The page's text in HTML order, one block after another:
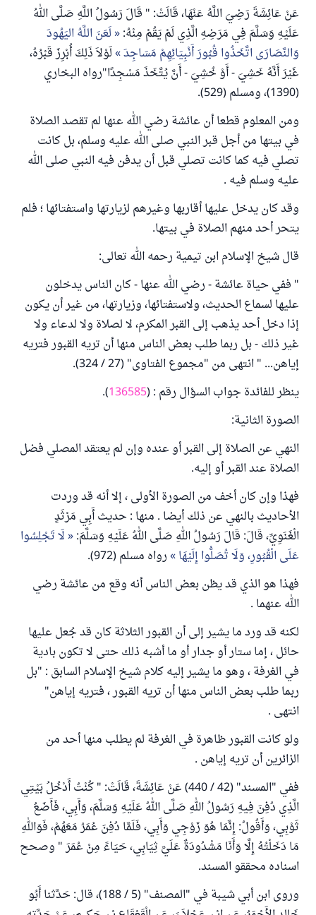
عَنْ عَائِشَةَ رَضِيَ اللَّهُ عَنْهَا، قَالَتْ: " قَالَ رَسُولُ اللَّهِ صَلَّى اللهُ
عَلَيْهِ وَسَلَّمَ فِي مَرَضِهِ الَّذِي لَمْ يَقُمْ مِنْهُ: لَعَنَ اللَّهُ اليَهُودَ
وَالنَّصَارَى اتَّخَذُوا قُبُورَ أَنْبِيَائِهِمْ مَسَاجِدَ لَوْلاَ ذَلِكَ أُبْرِزَ قَبْرُهُ،
غَيْرَ أَنَّهُ خَشِيَ - أَوْ خُشِيَ - أَنَّ يُتَّخَذَ مَسْجِدًا"رواه البخاري
(1390)، ومسلم (529).
ومن المعلوم قطعا أن عائشة رضي الله عنها لم تقصد الصلاة
في بيتها من أجل قبر النبي صلى الله عليه وسلم، بل كانت
تصلي فيه كما كانت تصلي قبل أن يدفن فيه النبي صلى الله
عليه وسلم فيه .
وقد كان يدخل عليها أقاربها وغيرهم لزيارتها واستفتائها ؛ فلم
يتحر أحد منهم الصلاة في بيتها.
قال شيخ الإسلام ابن تيمية رحمه الله تعالى:
" ففي حياة عائشة - رضي الله عنها - كان الناس يدخلون
عليها لسماع الحديث، ولاستفتائها، وزيارتها، من غير أن يكون
إذا دخل أحد يذهب إلى القبر المكرم، لا لصلاة ولا لدعاء ولا
غير ذلك - بل ربما طلب بعض الناس منها أن تريه القبور فتريه
إياهن... " انتهى من "مجموع الفتاوى" (27 / 324).
ينظر للفائدة جواب السؤال رقم : (136585
).
الصورة الثانية:
النهي عن الصلاة إلى القبر أو عنده وإن لم يعتقد المصلي فضل
الصلاة عند القبر أو إليه.
فهذا وإن كان أخف من الصورة الأولى ، إلا أنه قد وردت
الأحاديث بالنهي عن ذلك أيضا . منها : حديث أَبِي مَرْثَدٍ
الْغَنَوِيِّ، قَالَ: قَالَ رَسُولُ اللهِ صَلَّى اللهُ عَلَيْهِ وَسَلَّمَ: لَا تَجْلِسُوا
عَلَى الْقُبُورِ، وَلَا تُصَلُّوا إِلَيْهَا رواه مسلم (972).
فهذا هو الذي قد يظن بعض الناس أنه وقع من عائشة رضي
الله عنهما .
لكنه قد ورد ما يشير إلى أن القبور الثلاثة كان قد جُعل عليها
حائل ، إما ستار أو جدار أو ما أشبه ذلك حتى لا تكون بادية
في الغرفة ، وهو ما يشير إليه كلام شيخ الإسلام السابق : "بل
ربما طلب بعض الناس منها أن تريه القبور ، فتريه إياهن"
انتهى .
ولو كانت القبور ظاهرة في الغرفة لم يطلب منها أحد من
الزائرين أن تريه إياهن .
ففي "المسند" (42 / 440) عَنْ عَائِشَةَ، قَالَتْ: " كُنْتُ أَدْخُلُ بَيْتِي
الَّذِي دُفِنَ فِيهِ رَسُولُ اللهِ صَلَّى اللهُ عَلَيْهِ وَسَلَّمَ، وَأَبِي، فَأَضَعُ
ثَوْبِي، وَأَقُولُ: إِنَّمَا هُوَ زَوْجِي وَأَبِي، فَلَمَّا دُفِنَ عُمَرُ مَعَهُمْ، فَوَاللهِ
مَا دَخَلْتُهُ إِلَّا وَأَنَا مَشْدُودَةٌ عَلَيَّ ثِيَابِي، حَيَاءً مِنْ عُمَرَ " وصحح
اسناده محققو المسند.
وروى ابن أبي شيبة في "المصنف" (5 / 188)، قال: حَدَّثنا أَبُو